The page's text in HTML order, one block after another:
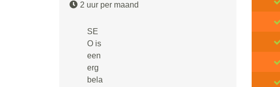
2 uur per maand
SE
O is
een
erg
bela